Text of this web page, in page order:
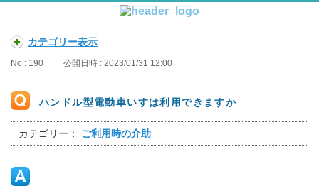
カテゴリー表示
No : 190 公開日時 : 2023/01/31 12:00
ハンドル型電動車いすは利用できますか
カテゴリー： ご利用時の介助